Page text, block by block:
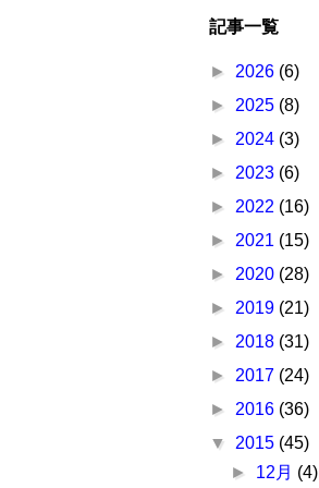
記事一覧
► 2026 (6)
► 2025 (8)
► 2024 (3)
► 2023 (6)
► 2022 (16)
► 2021 (15)
► 2020 (28)
► 2019 (21)
► 2018 (31)
► 2017 (24)
► 2016 (36)
▼ 2015 (45)
► 12月 (4)